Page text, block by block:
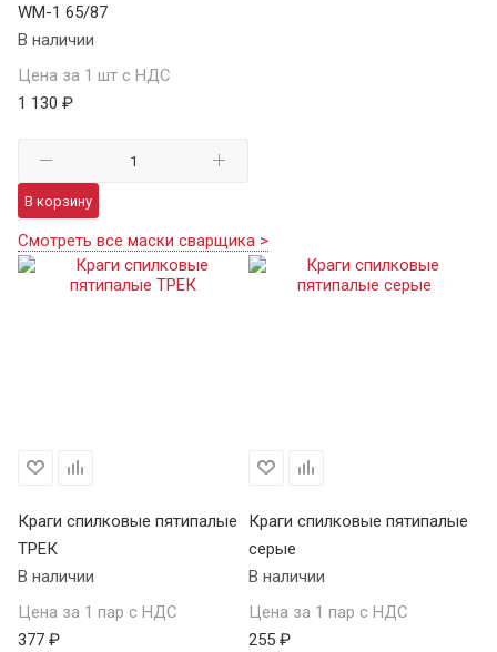
WM-1 65/87
В наличии
Цена за 1 шт с НДС
1 130 ₽
В корзину
Смотреть все маски сварщика >
Краги спилковые пятипалые
ТРЕК
В наличии
Цена за 1 пар с НДС
377 ₽
Краги спилковые пятипалые
серые
В наличии
Цена за 1 пар с НДС
255 ₽